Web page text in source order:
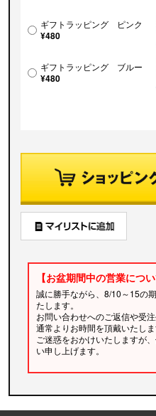
ギフトラッピング ピンク
¥480
ギフトラッピング ブルー
¥480
【お盆期間中の営業につい
誠に勝手ながら、8/10～15の
たします。
お問い合わせへのご返信や受
通常よりお時間を頂戴いたしま
ご迷惑をおかけいたしますが
い申し上げます。